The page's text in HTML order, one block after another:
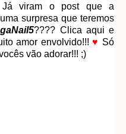
Já viram o post que a
surpresa que teremos
???? Clica aqui e
amor envolvido!!!♥ Só
vão adorar!!! ;)